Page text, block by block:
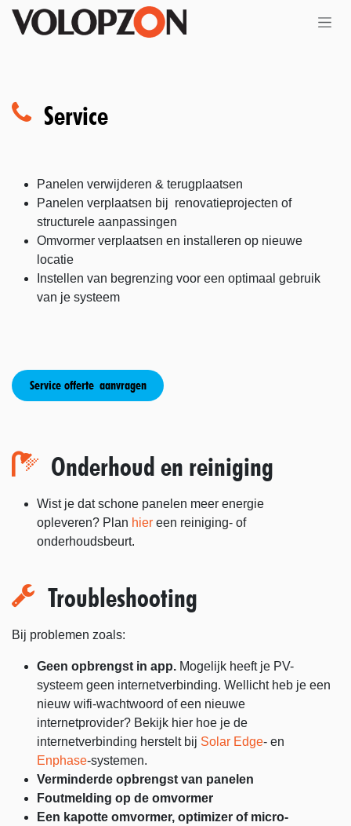
Overslaan naar inhoud
Service
Panelen verwijderen & terugplaatsen
Panelen verplaatsen bij renovatieprojecten of
structurele aanpassingen
Omvormer verplaatsen en installeren op nieuwe
locatie
Instellen van begrenzing voor een optimaal gebruik
van je systeem
Service offerte aanvragen
Onderhoud en reiniging
Wist je dat schone panelen meer energie
opleveren? Plan hier een reiniging- of
onderhoudsbeurt. ​​
Troubleshooting
Bij problemen zoals:
Geen opbrengst in app. Mogelijk heeft je PV-
systeem geen internetverbinding. Wellicht heb je een
nieuw wifi-wachtwoord of een nieuwe
internetprovider? Bekijk hier hoe je de
internetverbinding herstelt bij Solar Edge- en
Enphase-systemen.
Verminderde opbrengst van panelen
Foutmelding op de omvormer
Een kapotte omvormer, optimizer of micro-